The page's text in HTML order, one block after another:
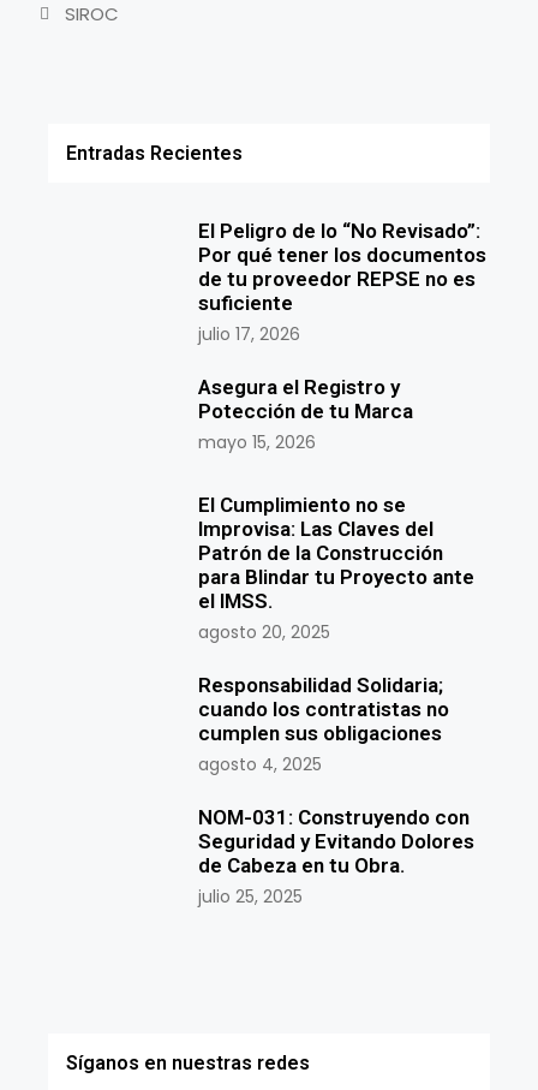
SIROC
Entradas Recientes
El Peligro de lo “No Revisado”:
Por qué tener los documentos
de tu proveedor REPSE no es
suficiente
julio 17, 2026
Asegura el Registro y
Potección de tu Marca
mayo 15, 2026
El Cumplimiento no se
Improvisa: Las Claves del
Patrón de la Construcción
para Blindar tu Proyecto ante
el IMSS.
agosto 20, 2025
Responsabilidad Solidaria;
cuando los contratistas no
cumplen sus obligaciones
agosto 4, 2025
NOM-031: Construyendo con
Seguridad y Evitando Dolores
de Cabeza en tu Obra.
julio 25, 2025
Síganos en nuestras redes